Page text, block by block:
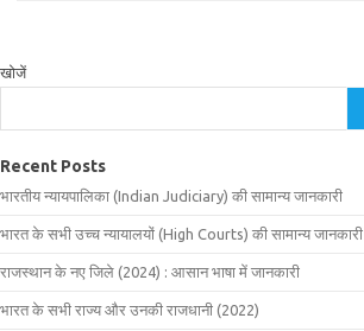
खोजें
Recent Posts
भारतीय न्यायपालिका (Indian Judiciary) की सामान्य जानकारी
भारत के सभी उच्च न्यायालयों (High Courts) की सामान्य जानकारी
राजस्थान के नए जिले (2024) : आसान भाषा में जानकारी
भारत के सभी राज्य और उनकी राजधानी (2022)